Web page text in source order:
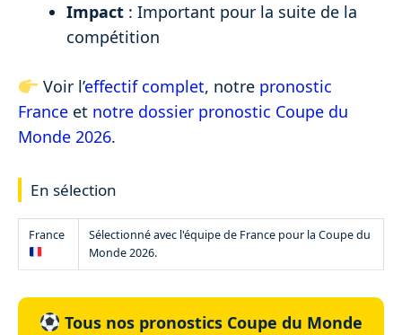
Impact : Important pour la suite de la
compétition
Voir l’effectif complet, notre pronostic
France et notre dossier pronostic Coupe du
Monde 2026.
En sélection
France
Sélectionné avec l'équipe de France pour la Coupe du
Monde 2026.
Tous nos pronostics Coupe du Monde